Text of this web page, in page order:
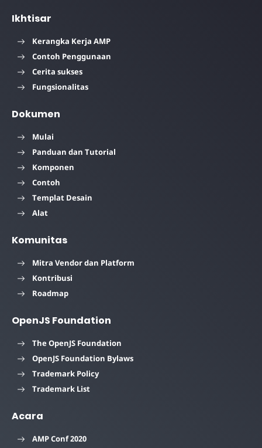
Ikhtisar
Kerangka Kerja AMP
Contoh Penggunaan
Cerita sukses
Fungsionalitas
Dokumen
Mulai
Panduan dan Tutorial
Komponen
Contoh
Templat Desain
Alat
Komunitas
Mitra Vendor dan Platform
Kontribusi
Roadmap
OpenJS Foundation
The OpenJS Foundation
OpenJS Foundation Bylaws
Trademark Policy
Trademark List
Acara
AMP Conf 2020